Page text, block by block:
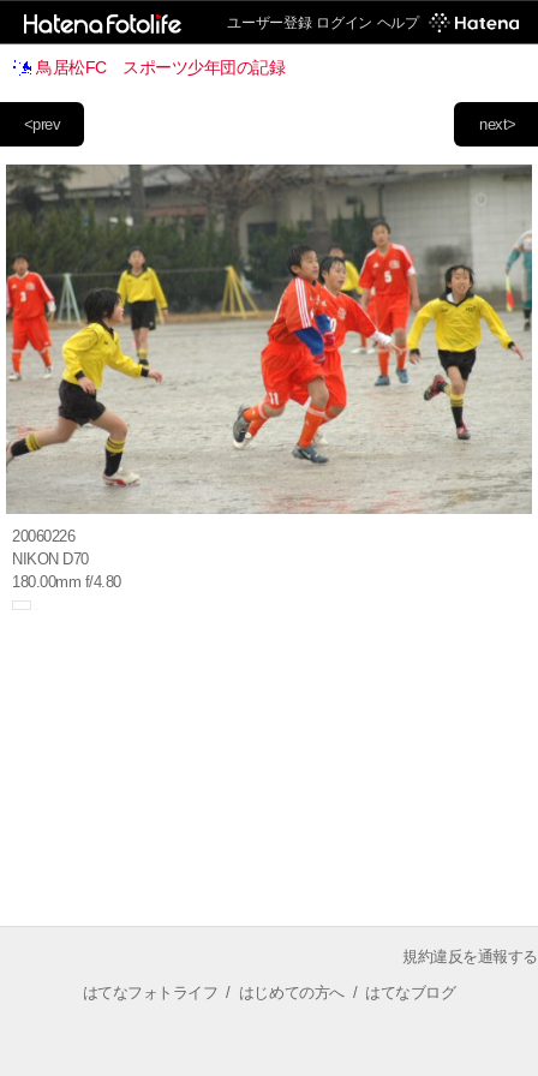
ユーザー登録 ログイン ヘルプ
鳥居松FC スポーツ少年団の記録
next>
<prev
20060226
NIKON D70
180.00mm f/4.80
規約違反を通報する
はてなフォトライフ / はじめての方へ/ はてなブログ